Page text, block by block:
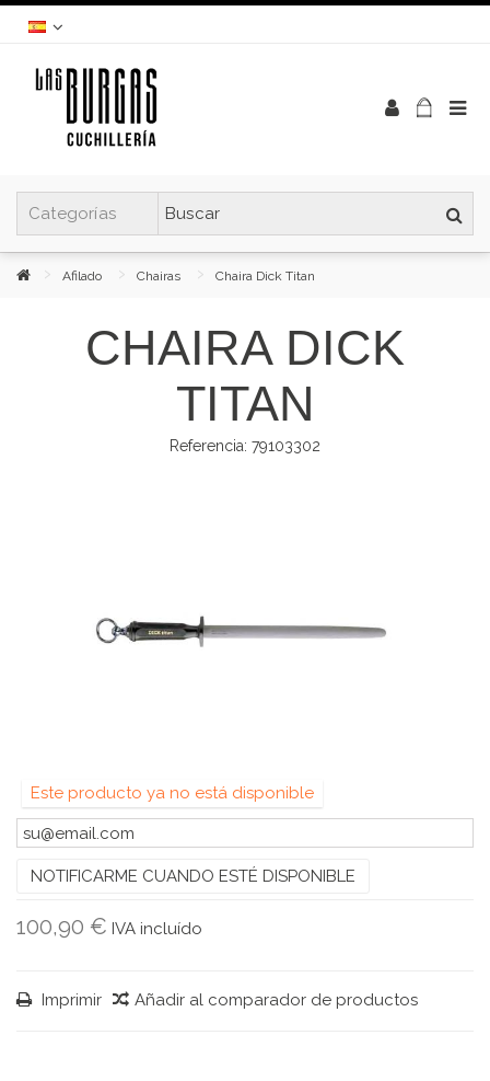
Afilado Chairas Chaira Dick Titan
CHAIRA DICK
TITAN
Referencia: 79103302
Este producto ya no está disponible
NOTIFICARME CUANDO ESTÉ DISPONIBLE
100,90 € IVA incluído
Imprimir Añadir al comparador de productos